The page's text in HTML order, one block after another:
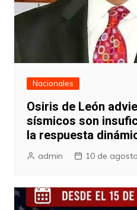
Nacionales
Osiris de León
sísmicos son
la respuesta
admin 10 de